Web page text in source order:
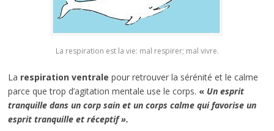
La respiration est la vie: mal respirer; mal vivre.
La respiration ventrale pour retrouver la sérénité et le calme
parce que trop d’agitation mentale use le corps. « Un esprit
tranquille dans un corp sain et un corps calme qui favorise un
esprit tranquille et réceptif ».